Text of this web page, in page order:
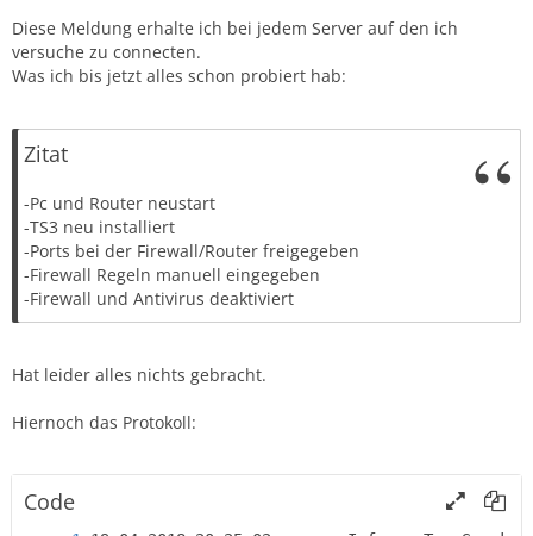
Diese Meldung erhalte ich bei jedem Server auf den ich
versuche zu connecten.
Was ich bis jetzt alles schon probiert hab:
Zitat
-Pc und Router neustart
-TS3 neu installiert
-Ports bei der Firewall/Router freigegeben
-Firewall Regeln manuell eingegeben
-Firewall und Antivirus deaktiviert
Hat leider alles nichts gebracht.
Hiernoch das Protokoll:
Code